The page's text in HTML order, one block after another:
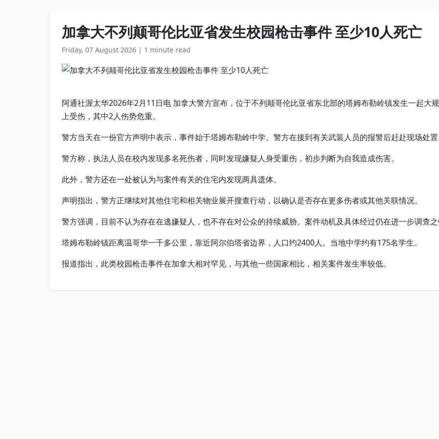
加拿大不列颠哥伦比亚省发生校园枪击事件 至少10人死亡
Friday, 07 August 2026 | 1 minute read
阿通社渥太华2026年2月11日电 加拿大警方宣布，位于不列颠哥伦比亚省东北部的塔姆布勒岭镇发生一起大
上受伤，其中2人伤势危重。
警方当天在一份官方声明中表示，事件始于塔姆布勒岭中学。警方在接到有关武装人员的报警后赶赴现场处
警方称，执法人员在校内发现多名死伤者，同时发现嫌疑人身受重伤，初步判断为自我造成伤害。
此外，警方还在一处被认为与案件有关的住宅内发现两具遗体。
声明指出，警方正继续对其他住宅和相关物业展开搜查行动，以确认是否存在更多伤者或其他关联情况。
警方强调，目前不认为存在在逃嫌疑人，也不存在对公众的持续威胁。案件动机及具体经过仍在进一步调查
塔姆布勒岭镇距离温哥华一千多公里，靠近阿尔伯塔省边界，人口约2400人。当地中学约有175名学生。
报道指出，此类校园枪击事件在加拿大相对罕见，与其他一些国家相比，相关案件发生率较低。